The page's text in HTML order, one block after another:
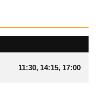
11:30, 14:15, 17:00